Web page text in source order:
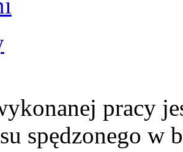
pracy
spędzonego w